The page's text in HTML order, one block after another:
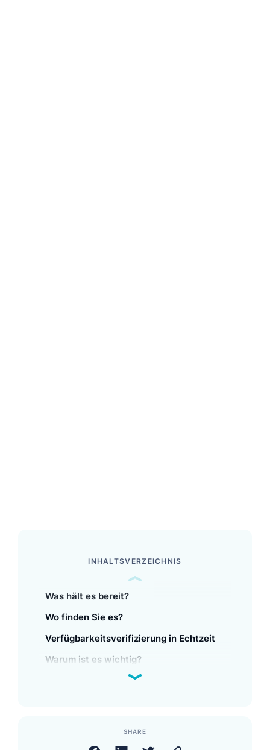
INHALTSVERZEICHNIS
Was hält es bereit?
Wo finden Sie es?
Verfügbarkeitsverifizierung in Echtzeit
Warum ist es wichtig?
SHARE